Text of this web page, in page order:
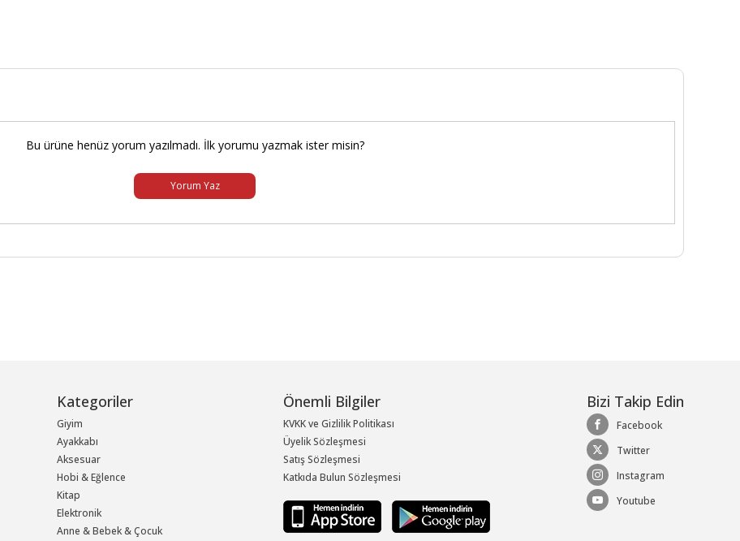
Bu ürüne henüz yorum yazılmadı. İlk yorumu yazmak ister misin?
Yorum Yaz
Kategoriler
Giyim
Ayakkabı
Aksesuar
Hobi & Eğlence
Kitap
Elektronik
Anne & Bebek & Çocuk
Önemli Bilgiler
KVKK ve Gizlilik Politikası
Üyelik Sözleşmesi
Satış Sözleşmesi
Katkıda Bulun Sözleşmesi
Bizi Takip Edin
Facebook
Twitter
Instagram
Youtube